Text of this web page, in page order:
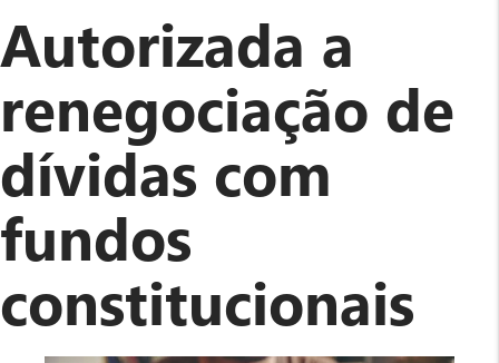
PE
precisam
fazer
recadastramento
em
maio
Autorizada a
renegociação de
dívidas com
fundos
constitucionais